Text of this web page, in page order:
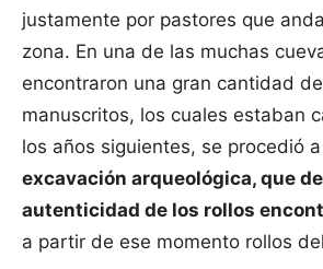
justamente por pastores que
zona. En una de las muchas
encontraron una gran cantidad
manuscritos, los cuales estaban
los años siguientes, se procedió
excavación arqueológica, que
autenticidad de los rollos
a partir de ese momento rollos